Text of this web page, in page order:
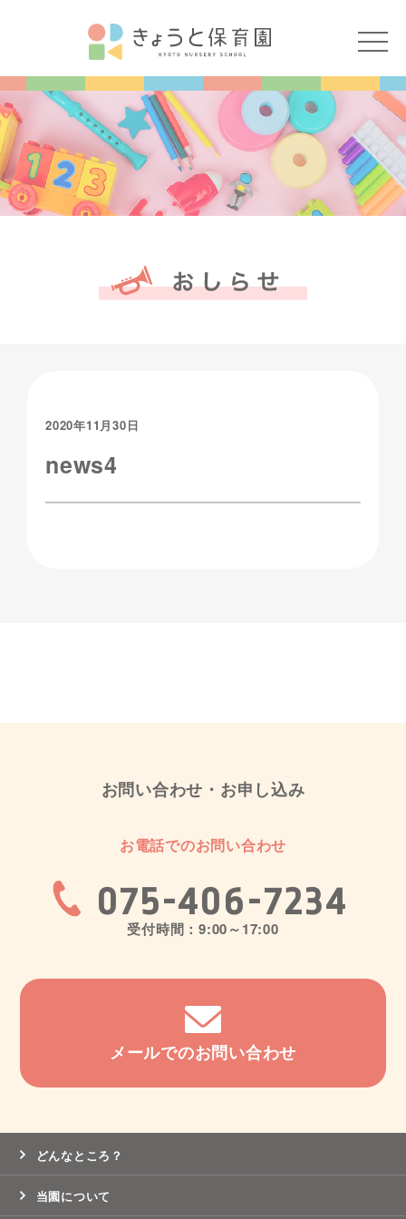
2020年11月30日
news4
お問い合わせ・お申し込み
お電話でのお問い合わせ
075-406-7234
受付時間：9:00～17:00
メールでのお問い合わせ
どんなところ？
当園について